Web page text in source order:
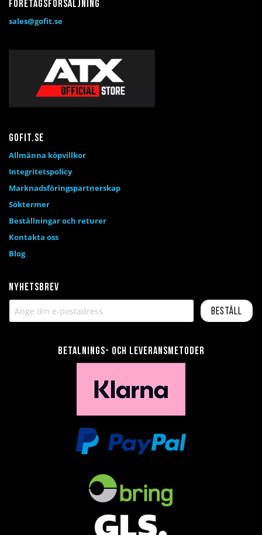
Nyhetsbrev
Beställ
Företagsförsäljning
sales@gofit.se
Betalnings- och leveransmetoder
Gofit.se
Allmänna köpvillkor
Integritetspolicy
Marknadsföringspartnerskap
Söktermer
Beställningar och returer
Kontakta oss
Blog